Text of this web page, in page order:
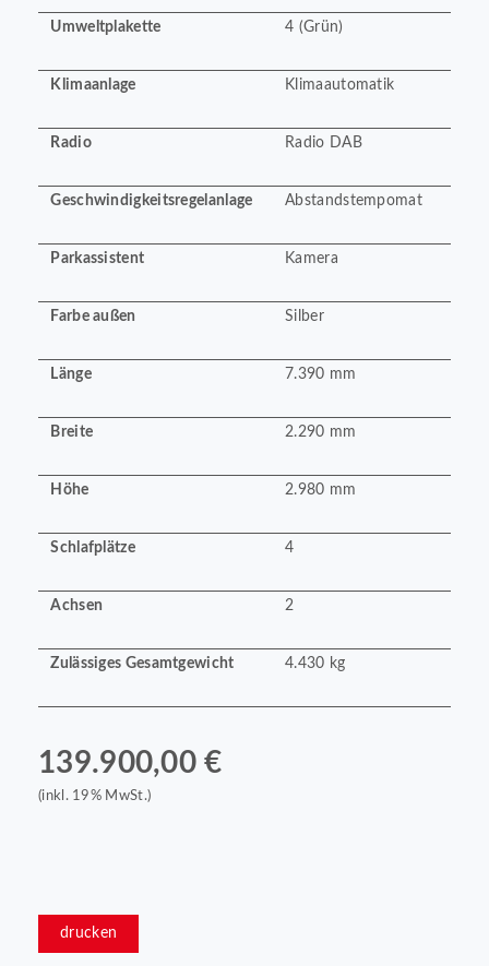
Umweltplakette 4 (Grün)
Klimaanlage Klimaautomatik
Radio Radio DAB
Geschwindigkeitsregelanlage Abstandstempomat
Parkassistent Kamera
Farbe außen Silber
Länge 7.390 mm
Breite 2.290 mm
Höhe 2.980 mm
Schlafplätze 4
Achsen 2
Zulässiges Gesamtgewicht 4.430 kg
139.900,00 €
(inkl. 19% MwSt.)
drucken